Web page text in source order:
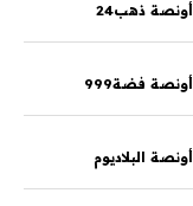
أونصة ذهب24
أونصة فضة999
أونصة البلاديوم